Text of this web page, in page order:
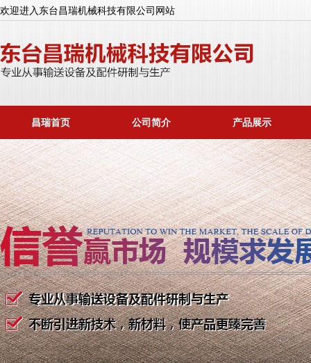
欢迎进入东台昌瑞机械科技有限公司网站
昌瑞首页 公司简介 产品展示